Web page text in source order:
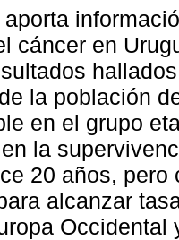
cáncer en
la población
en el grupo
la
20 años,
alcanzar
Occidental